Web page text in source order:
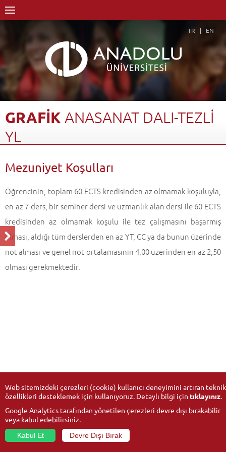
TR EN
GRAFİK ANASANAT DALI-TEZLİ
YL
Grafik Anasanat Dalı
Grafik Anasanat Dalı-Tezli YL
Mezuniyet Koşulları
Öğrencinin, toplam 60 ECTS kredisinden az olmamak koşuluyla,
en az 7 ders, bir seminer dersi ve uzmanlık alan dersi ile 60 ECTS
kredisinden az olmamak koşulu ile tez çalışmasını başarmış
olması, aldığı tüm derslerden en az YT, CC ya da bunun üzerinde
not alması ve genel not ortalamasının 4,00 üzerinden en az 2,50
olması gerekmektedir.
Web sitemizdeki çerezleri (cookie) kullanıcı deneyimini artıran teknik
özellikleri desteklemek için kullanıyoruz. Detaylı bilgi için tıklayınız.
Google Analytics tarafından yönetilen çerezleri devre dışı bırakabilir
veya kabul edebilirsiniz.
Kabul Et
Devre Dışı Bırak
© 2026Anadolu Üniversitesi- Tüm hakları saklıdır.